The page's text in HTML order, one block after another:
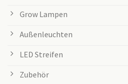
Grow Lampen
Außenleuchten
LED Streifen
Zubehör